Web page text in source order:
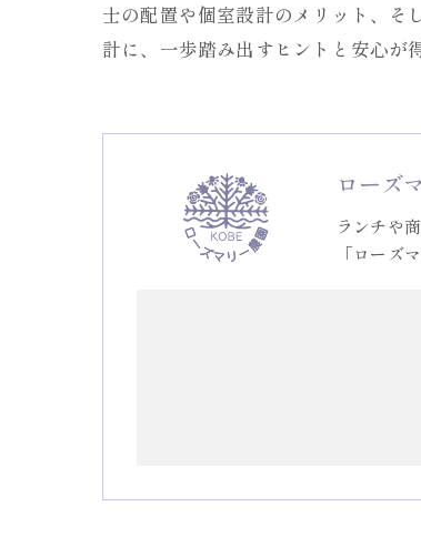
士の配置や個室設計のメリット、そ
計に、一歩踏み出すヒントと安心が
ローズ
ランチや
「ローズ